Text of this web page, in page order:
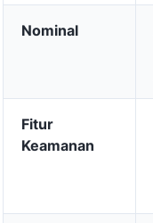
Nominal
Fitur
Keamanan